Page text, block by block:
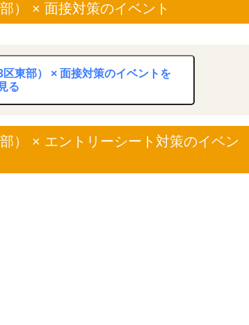
） × 面接対策のイベント
東部） × 面接対策のイベントを
る
） × エントリーシート対策のイベン